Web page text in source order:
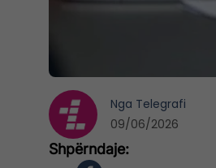
Nga Telegrafi
09/06/2026